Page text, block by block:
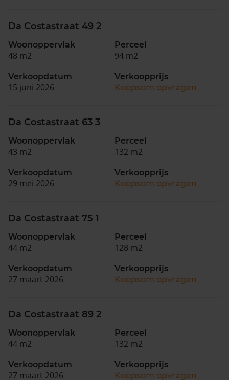
Da Costastraat 49 2
Woonoppervlak
48 m2
Perceel
94 m2
Verkoopdatum
15 juni 2026
Verkoopprijs
Koopsom opvragen
Da Costastraat 63 3
Woonoppervlak
43 m2
Perceel
132 m2
Verkoopdatum
29 mei 2026
Verkoopprijs
Koopsom opvragen
Da Costastraat 75 1
Woonoppervlak
44 m2
Perceel
128 m2
Verkoopdatum
27 maart 2026
Verkoopprijs
Koopsom opvragen
Da Costastraat 89 2
Woonoppervlak
44 m2
Perceel
132 m2
Verkoopdatum
27 maart 2026
Verkoopprijs
Koopsom opvragen